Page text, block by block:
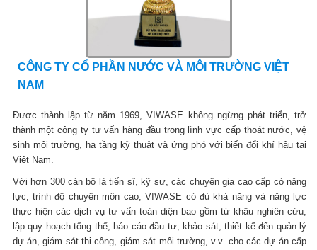
CÔNG TY CỔ PHẦN NƯỚC VÀ MÔI TRƯỜNG VIỆT
NAM
Được thành lập từ năm 1969, VIWASE không ngừng phát triển, trở
thành một công ty tư vấn hàng đầu trong lĩnh vực cấp thoát nước, vệ
sinh môi trường, hạ tầng kỹ thuật và ứng phó với biến đổi khí hậu tại
Việt Nam.
Với hơn 300 cán bộ là tiến sĩ, kỹ sư, các chuyên gia cao cấp có năng
lực, trình độ chuyên môn cao, VIWASE có đủ khả năng và năng lực
thực hiện các dịch vụ tư vấn toàn diện bao gồm từ khâu nghiên cứu,
lập quy hoạch tổng thể, báo cáo đầu tư; khảo sát; thiết kế đến quản lý
dự án, giám sát thi công, giám sát môi trường, v.v. cho các dự án cấp